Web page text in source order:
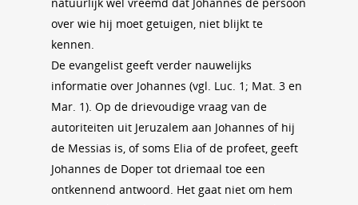
over wie hij moet getuigen, niet blijkt te
kennen.
De evangelist geeft verder nauwelijks
informatie over Johannes (vgl. Luc. 1; Mat. 3 en
Mar. 1). Op de drievoudige vraag van de
autoriteiten uit Jeruzalem aan Johannes of hij
de Messias is, of soms Elia of de profeet, geeft
Johannes de Doper tot driemaal toe een
ontkennend antwoord. Het gaat niet om hem